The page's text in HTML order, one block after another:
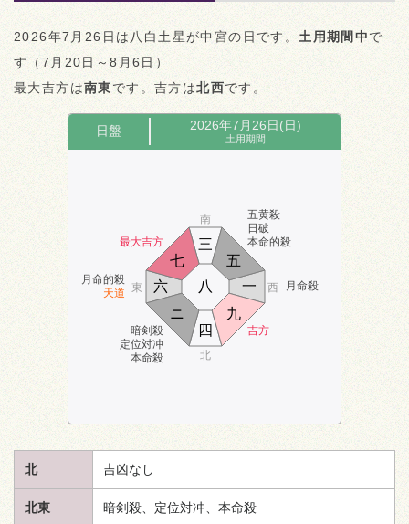
2026年7月26日は八白土星が中宮の日です。 土用期間中で
す（7月20日～8月6日）
最大吉方は南東です。吉方は北西です。
日盤 2026年7月26日(日)
土用期間
最大吉方
五黄殺
日破
本命的殺
月命的殺
天道
月命殺
暗剣殺
定位対冲
本命殺
吉方
南
北
東 西
四
五
六
七
八
九
一
ニ
三
北 吉凶なし
北東 暗剣殺、定位対冲、本命殺